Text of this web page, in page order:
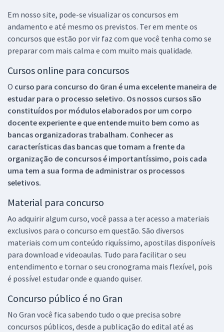
Em nosso site, pode-se visualizar os concursos em
andamento e até mesmo os previstos. Ter em mente os
concursos que estão por vir faz com que você tenha como se
preparar com mais calma e com muito mais qualidade.
Cursos online para concursos
O curso para concurso do Gran é uma excelente maneira de
estudar para o processo seletivo. Os nossos cursos são
constituídos por módulos elaborados por um corpo
docente experiente e que entende muito bem como as
bancas organizadoras trabalham. Conhecer as
características das bancas que tomam a frente da
organização de concursos é importantíssimo, pois cada
uma tem a sua forma de administrar os processos
seletivos.
Material para concurso
Ao adquirir algum curso, você passa a ter acesso a materiais
exclusivos para o concurso em questão. São diversos
materiais com um conteúdo riquíssimo, apostilas disponíveis
para download e videoaulas. Tudo para facilitar o seu
entendimento e tornar o seu cronograma mais flexível, pois
é possível estudar onde e quando quiser.
Concurso público é no Gran
No Gran você fica sabendo tudo o que precisa sobre
concursos públicos, desde a publicação do edital até as